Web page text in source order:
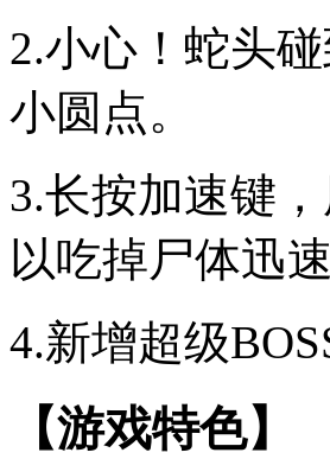
2.小心！蛇头
小圆点。
3.长按加速键
以吃掉尸体迅速
4.新增超级
【游戏特色】